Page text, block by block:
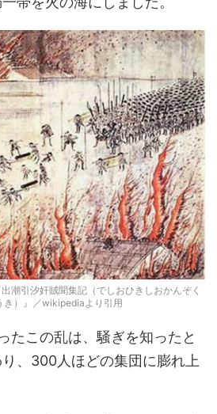
潮引汐奸賊聞集記（でしおひきしおかんぞく
き）』／wikipediaより引用
たこの乱は、騒ぎを知ったと
、300人ほどの集団に膨れ上